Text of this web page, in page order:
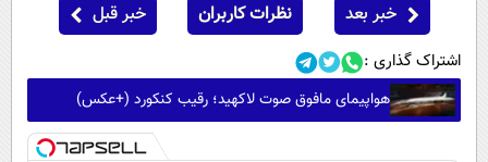
خبر بعد نظرات کاربران خبر قبل
اشتراک گذاری :
هواپیمای مافوق صوت لاکهید؛ رقیب کنکورد (+عکس)